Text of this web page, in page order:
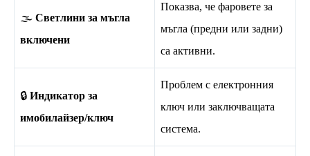
🌫️ Светлини за мъгла
включени
Показва, че фаровете за
мъгла (предни или задни)
са активни.
🔒 Индикатор за
имобилайзер/ключ
Проблем с електронния
ключ или заключващата
система.